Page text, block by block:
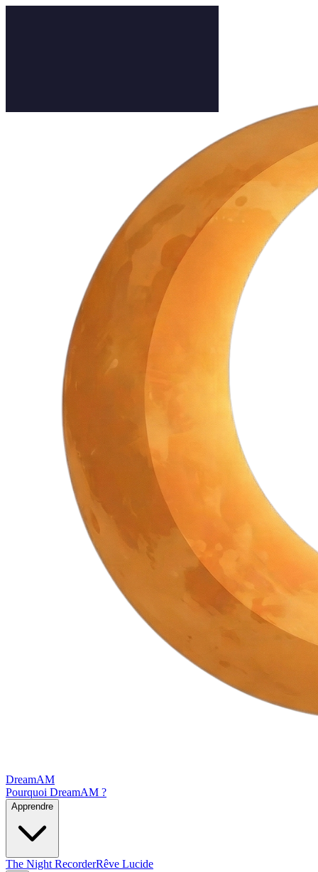
DreamAM
Pourquoi DreamAM ?
Apprendre
The Night RecorderRêve Lucide